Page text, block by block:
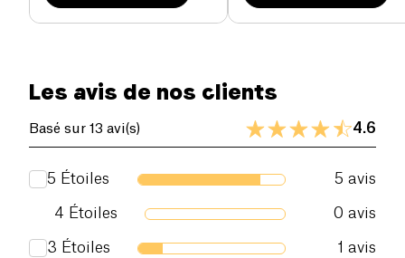
Les avis de nos clients
Basé sur 13 avi(s) 4.6
5 Étoiles 5 avis
4 Étoiles 0 avis
3 Étoiles 1 avis